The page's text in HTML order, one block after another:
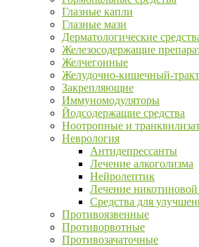
Глазные капли
Глазные мази
Дерматологические
Железосодержащие
Желчегонные
Желудочно-кишечный-тракт
Закрепляющие
Иммуномодуляторы
Йодсодержащие средства
Ноотропные и
Неврология
Антидепрессанты
Лечение алкоголизма
Нейролептик
Лечение никотиновой
Средства для
Противоязвенные
Противорвотные
Противозачаточные